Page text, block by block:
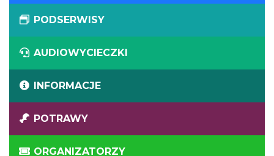
PODSERWISY
AUDIOWYCIECZKI
INFORMACJE
POTRAWY
ORGANIZATORZY